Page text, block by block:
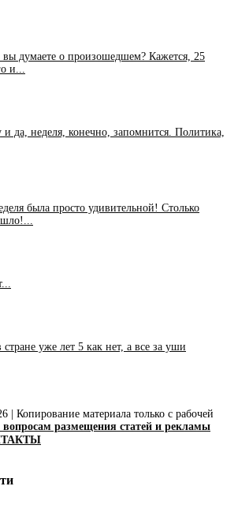
думаете о произошедшем? Кажется, 25
и...
да, неделя, конечно, запомнится. Политика,
была просто удивительной! Столько
уже лет 5 как нет, а все за уши
| Копирование материала только с рабочей
вопросам размещения статей и рекламы